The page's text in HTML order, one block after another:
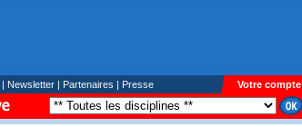
| Newsletter | Partenaires | Presse Votre compte